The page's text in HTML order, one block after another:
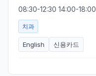
08:30-12:30 14:00-18:00
치과
English 신용카드